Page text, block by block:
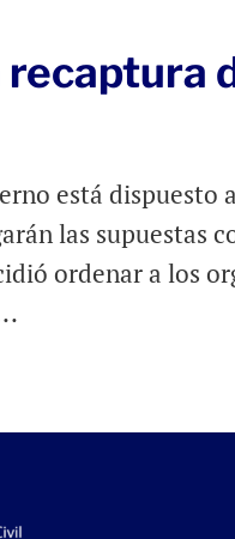
está
las supuestas
ordenar a los